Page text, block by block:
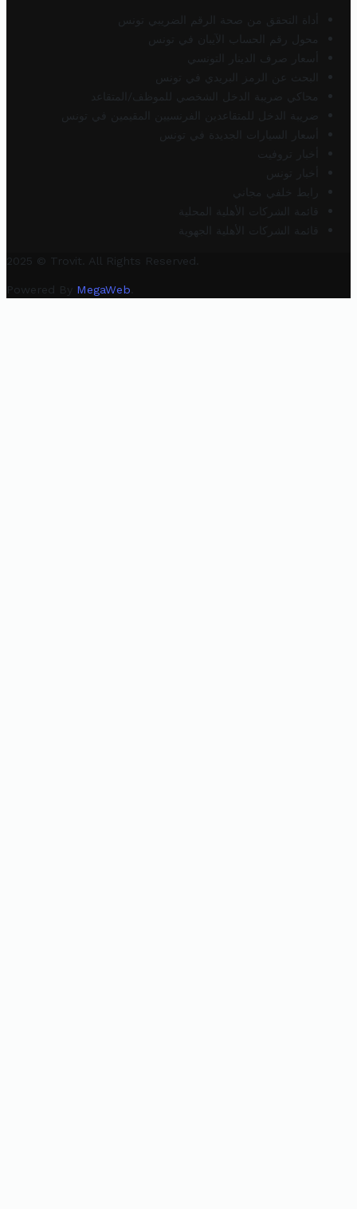
أداة التحقق من صحة الرقم الضريبي تونس
محول رقم الحساب الآيبان في تونس
أسعار صرف الدينار التونسي
البحث عن الرمز البريدي في تونس
محاكي ضريبة الدخل الشخصي للموظف/المتقاعد
ضريبة الدخل للمتقاعدين الفرنسيين المقيمين في تونس
أسعار السيارات الجديدة في تونس
أخبار تروفيت
أخبار تونس
رابط خلفي مجاني
قائمة الشركات الأهلية المحلية
قائمة الشركات الأهلية الجهوية
2025 © Trovit. All Rights Reserved.
Powered By MegaWeb